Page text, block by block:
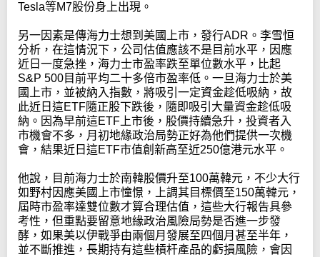
Tesla等M7股份身上出現。
另一因素是傳海力士想到美國上市，發行ADR。李雪恒
分析，在這情況下，公司估值應該不是目前水平，因應
近日一度急挫，海力士市盈率跌至單位數水平，比起
S&P 500目前平均二十多倍市盈率低。一旦海力士於美
國上市，並被納入指數，將吸引一定資金趁低吸納，故
此近日這ETF隨正股下跌後，隨即吸引大量資金趁低吸
納。因為早前這ETF上市後，股價持續急升，投資者入
市機會不多，月初地緣政治局勢正好為他們提供一次機
會，結果近日這ETF市值創新高至近250億港元水平。
他說，目前海力士於南韓股價升至100萬韓元，不少大行
如野村因應美國上市憧憬，上調其目標價至150萬韓元，
屆時市盈率達雙位數才算合理估值，這些大行報告具參
考性，但重點要留意地緣政治風險局勢是否進一步發
酵，如果美以伊戰爭由兩個月發展至四個月甚至半年，
並不斷推進，長期持有這些槓杆產品的虧損風險，會因